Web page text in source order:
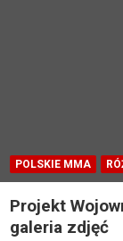
POLSKIE MMA
Projekt
galeria zdjęć